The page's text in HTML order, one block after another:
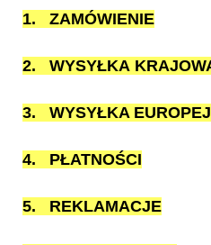
1. ZAMÓWIENIE
2. WYSYŁKA
3. WYSYŁKA
4. PŁATNOŚCI
5. REKLAMACJE